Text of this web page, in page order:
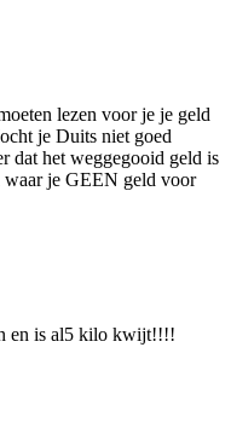
lezen voor je je geld
je Duits niet goed
dat het weggegooid geld is
waar je GEEN geld voor
en is al5 kilo kwijt!!!!